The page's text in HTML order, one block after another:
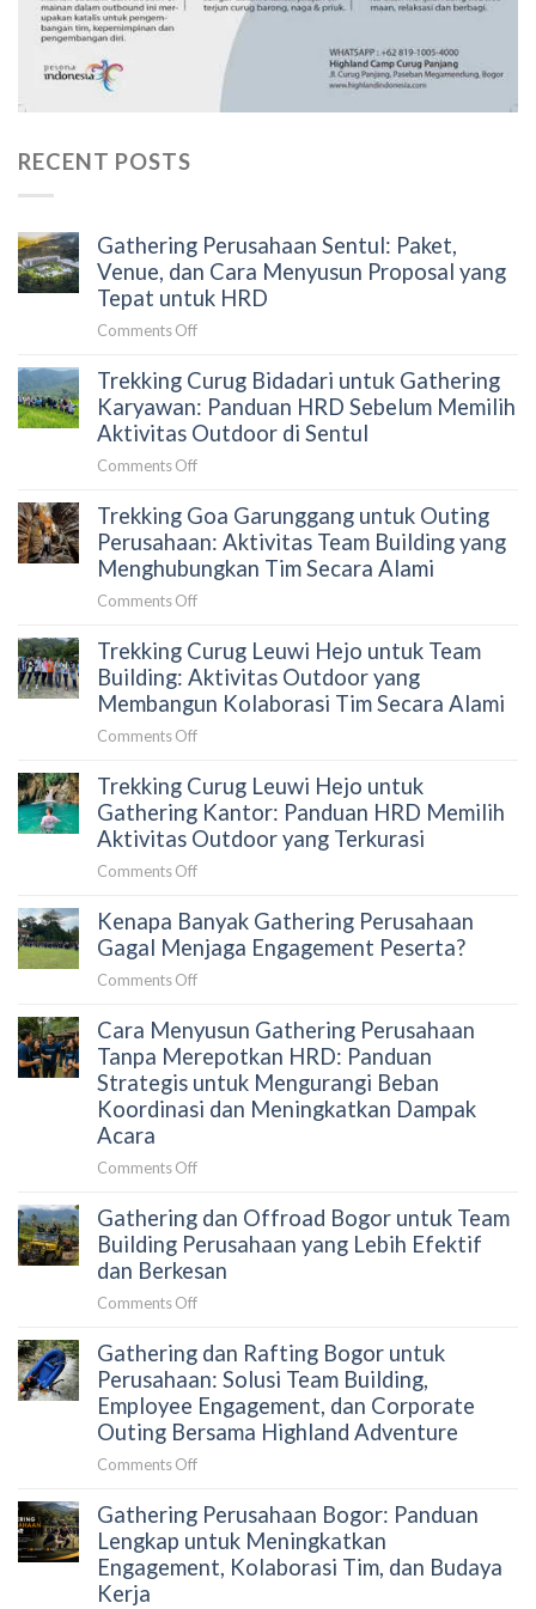
RECENT POSTS
Gathering Perusahaan Sentul: Paket,
Venue, dan Cara Menyusun Proposal yang
Tepat untuk HRD
Comments Offon
Perusahaan
Sentul:
Paket,
Menyusun
Proposal
yang
Tepat
HRD
Trekking Curug Bidadari untuk Gathering
Karyawan: Panduan HRD Sebelum Memilih
Aktivitas Outdoor di Sentul
Comments Offon
Curug
Bidadari
untuk
Gathering
HRD
Sebelum
Memilih
Aktivitas
di
Sentul
Trekking Goa Garunggang untuk Outing
Perusahaan: Aktivitas Team Building yang
Menghubungkan Tim Secara Alami
Comments Offon
Goa
Garunggang
untuk
Team
Building
yang
Menghubungkan
Secara
Alami
Trekking Curug Leuwi Hejo untuk Team
Building: Aktivitas Outdoor yang
Membangun Kolaborasi Tim Secara Alami
Comments Offon
Curug
Leuwi
Hejo
Aktivitas
Outdoor
yang
Kolaborasi
Tim
Secara
Alami
Trekking Curug Leuwi Hejo untuk
Gathering Kantor: Panduan HRD Memilih
Aktivitas Outdoor yang Terkurasi
Comments Offon
Curug
Leuwi
Hejo
Kantor:
Panduan
HRD
Memilih
Kenapa Banyak Gathering Perusahaan
Gagal Menjaga Engagement Peserta?
Comments Offon
Banyak
Gathering
Perusahaan
Gagal
Menjaga
Peserta?
Cara Menyusun Gathering Perusahaan
Tanpa Merepotkan HRD: Panduan
Strategis untuk Mengurangi Beban
Koordinasi dan Meningkatkan Dampak
Acara
Comments Offon
Menyusun
Gathering
Panduan
Strategis
untuk
Mengurangi
Meningkatkan
Dampak
Acara
Gathering dan Offroad Bogor untuk Team
Building Perusahaan yang Lebih Efektif
dan Berkesan
Comments Offon
dan
Offroad
Bogor
untuk
Team
Building
yang
Lebih
Efektif
Gathering dan Rafting Bogor untuk
Perusahaan: Solusi Team Building,
Employee Engagement, dan Corporate
Outing Bersama Highland Adventure
Comments Offon
dan
Rafting
Bogor
untuk
Gathering Perusahaan Bogor: Panduan
Lengkap untuk Meningkatkan
Engagement, Kolaborasi Tim, dan Budaya
Kerja